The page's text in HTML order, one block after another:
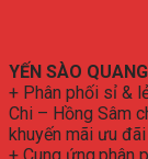
YẾN SÀO
+ Phân phối sỉ &
Chi – Hồng Sâm
khuyến mãi ưu đãi